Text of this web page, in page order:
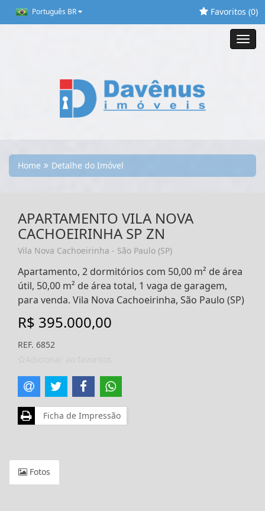
Português BR Favoritos (0)
Home Detalhe do Imóvel
APARTAMENTO VILA NOVA
CACHOEIRINHA SP ZN
Vila Nova Cachoeirinha - São Paulo (SP)
Apartamento, 2 dormitórios com 50,00 m² de área
útil, 50,00 m² de área total, 1 vaga de garagem,
para venda. Vila Nova Cachoeirinha, São Paulo (SP)
R$ 395.000,00
REF. 6852
Ficha de Impressão
Fotos